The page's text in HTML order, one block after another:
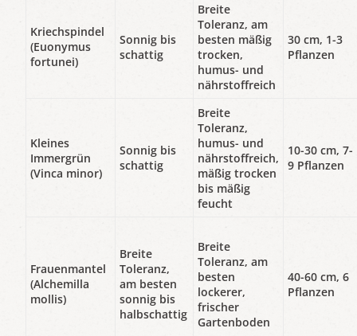
Kriechspindel
(Euonymus
fortunei)
Sonnig bis
schattig
Breite
Toleranz, am
besten mäßig
trocken,
humus- und
nährstoffreich
30 cm, 1-3
Pflanzen
Kleines
Immergrün
(Vinca minor)
Sonnig bis
schattig
Breite
Toleranz,
humus- und
nährstoffreich,
mäßig trocken
bis mäßig
feucht
10-30 cm, 7-
9 Pflanzen
Frauenmantel
(Alchemilla
mollis)
Breite
Toleranz,
am besten
sonnig bis
halbschattig
Breite
Toleranz, am
besten
lockerer,
frischer
Gartenboden
40-60 cm, 6
Pflanzen